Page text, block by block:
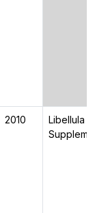
2010
Libellula